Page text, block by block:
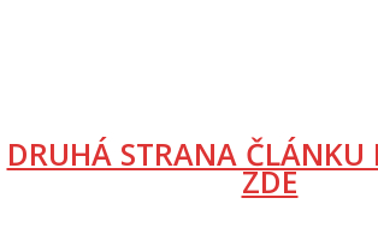
DRUHÁ STRANA ČLÁNKU
ZDE